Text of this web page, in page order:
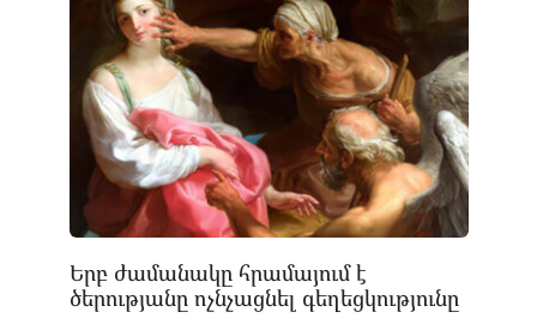
Երբ ժամանակը հրամայում է
ծերությանը ոչնչացնել գեղեցկությունը